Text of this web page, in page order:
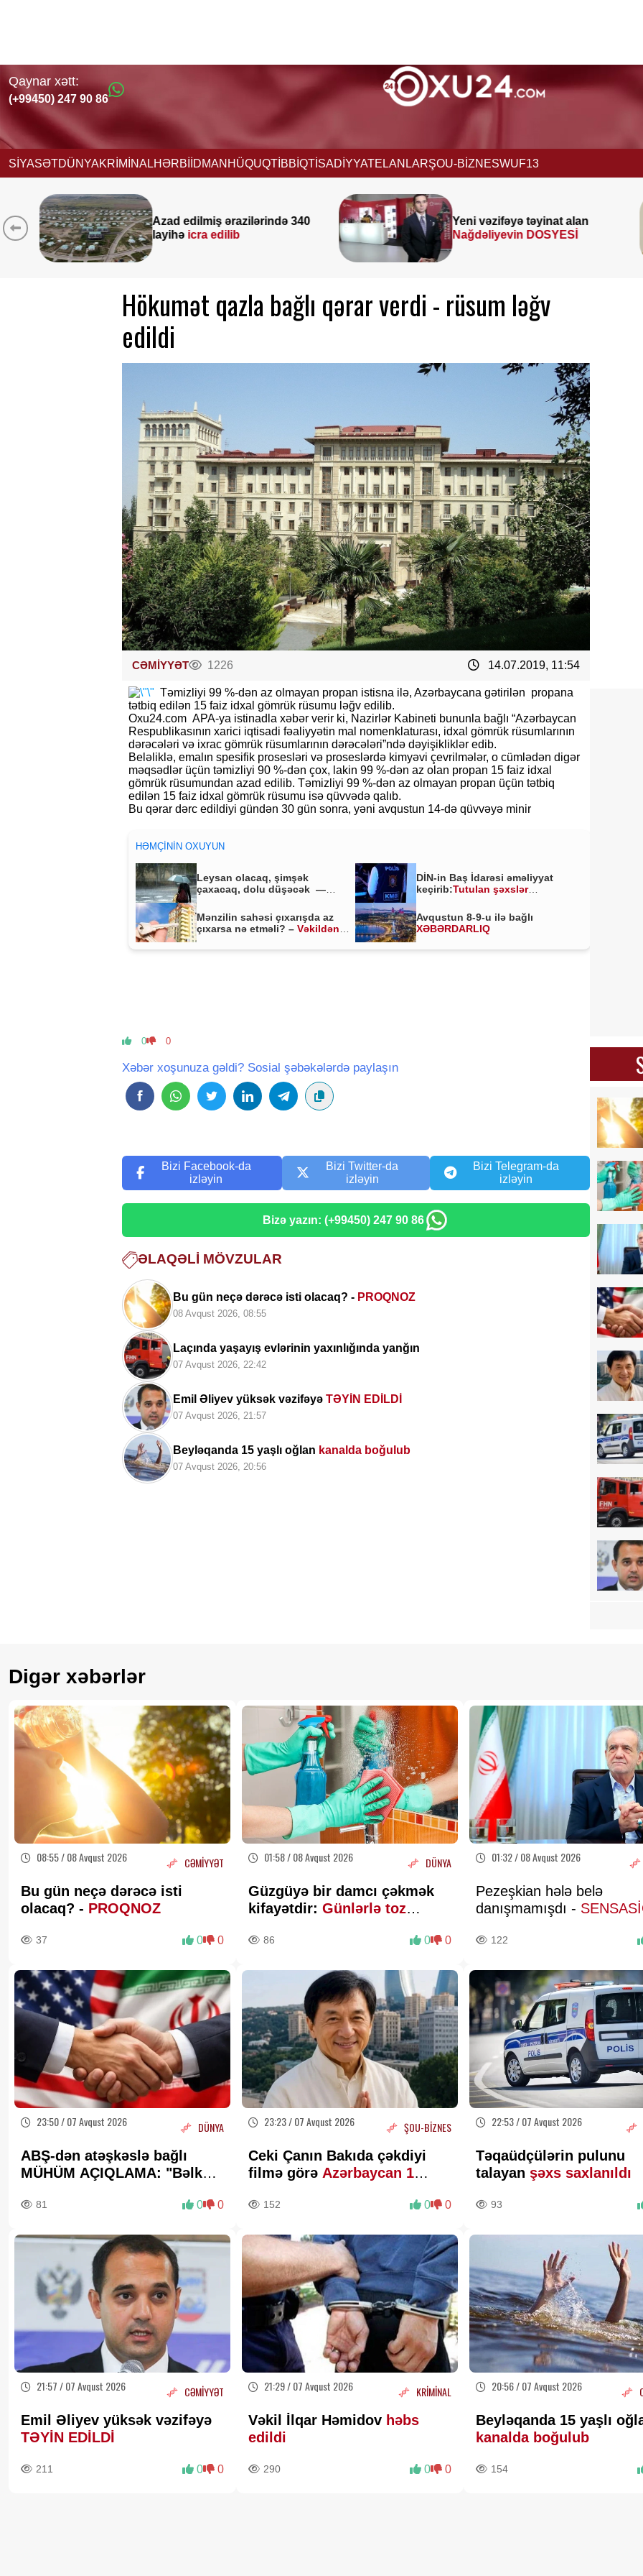
Qaynar xətt:
(+99450) 247 90 86
SİYASƏTDÜNYAKRİMİNAL HƏRBİİDMANHÜQUQTİBBİQTİSADİYYATELANLARŞOU-BİZNESWUF13
340
Yeni vəzifəyə təyinat alan
Nağdəliyevin DOSYESİ
PrezidentSƏRƏNCAM
İMZALADI
Hökumət qazla bağlı qərar verdi - rüsum ləğv
edildi
CƏMİYYƏT 1226 14.07.2019, 11:54
Təmizliyi 99 %-dən az olmayan propan istisna ilə, Azərbaycana gətirilən propana
tətbiq edilən 15 faiz idxal gömrük rüsumu ləğv edilib.
Oxu24.com APA-ya istinadla xəbər verir ki, Nazirlər Kabineti bununla bağlı “Azərbaycan
Respublikasının xarici iqtisadi fəaliyyətin mal nomenklaturası, idxal gömrük rüsumlarının
dərəcələri və ixrac gömrük rüsumlarının dərəcələri”ndə dəyişikliklər edib.
Beləliklə, emalın spesifik prosesləri və proseslərdə kimyəvi çevrilmələr, o cümlədən digər
məqsədlər üçün təmizliyi 90 %-dən çox, lakin 99 %-dən az olan propan 15 faiz idxal
gömrük rüsumundan azad edilib. Təmizliyi 99 %-dən az olmayan propan üçün tətbiq
edilən 15 faiz idxal gömrük rüsumu isə qüvvədə qalıb.
Bu qərar dərc edildiyi gündən 30 gün sonra, yəni avqustun 14-də qüvvəyə minir
HƏMÇININ OXUYUN
Leysan olacaq, şimşək
çaxacaq, dolu düşəcək —
DİN-in Baş İdarəsi əməliyyat
keçirib:Tutulan şəxslər
Mənzilin sahəsi çıxarışda az
çıxarsa nə etməli? –Vəkildən
Avqustun 8-9-u ilə bağlı
XƏBƏRDARLIQ
0 0
Xəbər xoşunuza gəldi? Sosial şəbəkələrdə paylaşın
Bizi Facebook-da
izləyin
Bizi Twitter-da
izləyin
Bizi Telegram-da
izləyin
Bizə yazın: (+99450) 247 90 86
ƏLAQƏLI MÖVZULAR
Bu gün neçə dərəcə isti olacaq? - PROQNOZ
08 Avqust 2026, 08:55
Laçında yaşayış evlərinin yaxınlığında yanğın
07 Avqust 2026, 22:42
Emil Əliyev yüksək vəzifəyə TƏYİN EDİLDİ
07 Avqust 2026, 21:57
Beyləqanda 15 yaşlı oğlan kanalda boğulub
07 Avqust 2026, 20:56
Digər xəbərlər
08:55 / 08 Avqust 2026 CƏMİYYƏT
Bu gün neçə dərəcə isti
olacaq? - PROQNOZ
37 0 0
01:58 / 08 Avqust 2026 DÜNYA
Güzgüyə bir damcı çəkmək
kifayətdir: Günlərlə toz
86 0 0
01:32 / 08 Avqust 2026
Pezeşkian hələ belə
danışmamışdı -
122
23:50 / 07 Avqust 2026 DÜNYA
ABŞ-dən atəşkəslə bağlı
MÜHÜM AÇIQLAMA: "Bəlkə
81 0 0
23:23 / 07 Avqust 2026 ŞOU-BİZNES
Ceki Çanın Bakıda çəkdiyi
filmə görə Azərbaycan 1
152 0 0
22:53 / 07 Avqust 2026
Təqaüdçülərin pulunu
talayan şəxs saxlanıldı
93
21:57 / 07 Avqust 2026 CƏMİYYƏT
Emil Əliyev yüksək vəzifəyə
TƏYİN EDİLDİ
211 0 0
21:29 / 07 Avqust 2026 KRİMİNAL
Vəkil İlqar Həmidov həbs
edildi
290 0 0
20:56 / 07 Avqust 2026
Beyləqanda 15 yaşlı
kanalda boğulub
154